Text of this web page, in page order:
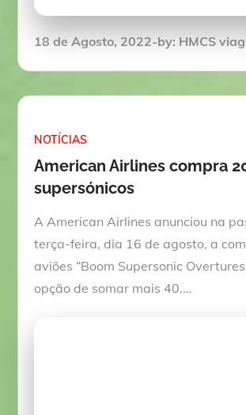
Posted
18 de Agosto, 2022 by: HMCS
NOTÍCIAS
American Airlines compra
supersónicos
A American Airlines anunciou na
terça-feira, dia 16 de agosto, a
aviões “Boom Supersonic
opção de somar mais 40.…